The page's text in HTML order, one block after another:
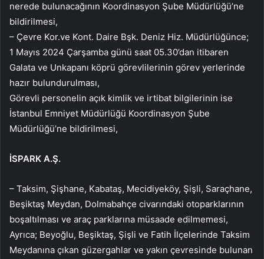
nerede bulunacağının Koordinasyon Şube Müdürlüğü’ne
bildirilmesi,
– Çevre Kor.ve Kont. Daire Bşk. Deniz Hiz. Müdürlüğünce;
1 Mayıs 2024 Çarşamba günü saat 05.30’dan itibaren
Galata ve Unkapanı köprü görevlilerinin görev yerlerinde
hazır bulundurulması,
Görevli personelin açık kimlik ve irtibat bilgilerinin ise
İstanbul Emniyet Müdürlüğü Koordinasyon Şube
Müdürlüğü’ne bildirilmesi,
İSPARK A.Ş.
– Taksim, Şişhane, Kabataş, Mecidiyeköy, Şişli, Saraçhane,
Beşiktaş Meydan, Dolmabahçe civarındaki otoparklarının
boşaltılması ve araç parklarına müsaade edilmemesi,
Ayrıca; Beyoğlu, Beşiktaş, Şişli ve Fatih İlçelerinde Taksim
Meydanına çıkan güzergahlar ve yakın çevresinde bulunan